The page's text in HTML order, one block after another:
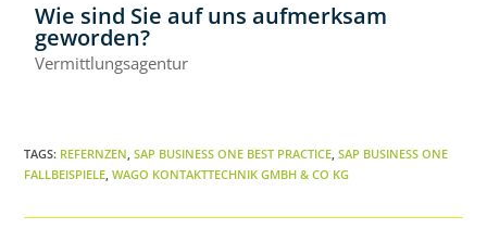
Wie sind Sie auf uns aufmerksam
geworden?
Vermittlungsagentur
TAGS: REFERNZEN, SAP BUSINESS ONE BEST PRACTICE, SAP BUSINESS ONE
FALLBEISPIELE, WAGO KONTAKTTECHNIK GMBH & CO KG